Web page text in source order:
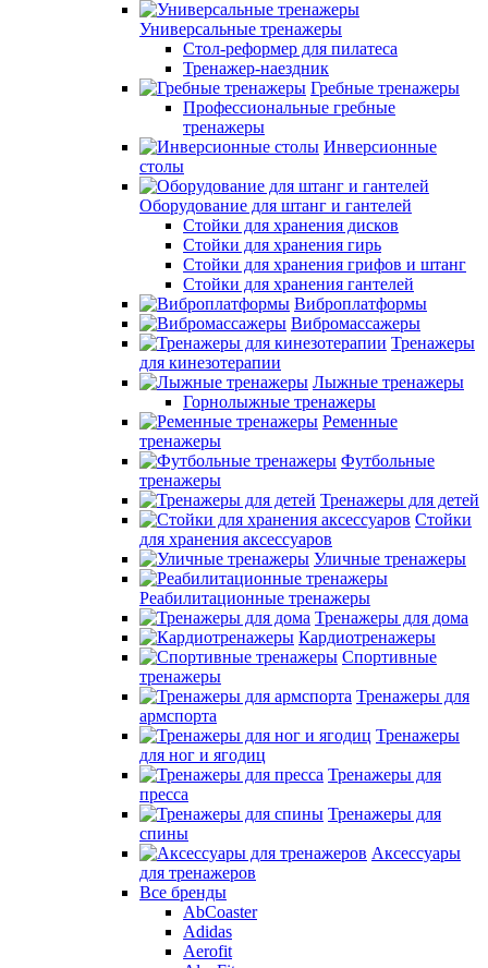
Универсальные тренажеры
Стол-реформер для пилатеса
Тренажер-наездник
Гребные тренажеры
Профессиональные гребные
тренажеры
Инверсионные
столы
Оборудование для штанг и гантелей
Стойки для хранения дисков
Стойки для хранения гирь
Стойки для хранения грифов и штанг
Стойки для хранения гантелей
Виброплатформы
Вибромассажеры
Тренажеры
для кинезотерапии
Лыжные тренажеры
Горнолыжные тренажеры
Ременные
тренажеры
Футбольные
тренажеры
Тренажеры для детей
Стойки
для хранения аксессуаров
Уличные тренажеры
Реабилитационные тренажеры
Тренажеры для дома
Кардиотренажеры
Спортивные
тренажеры
Тренажеры для
армспорта
Тренажеры
для ног и ягодиц
Тренажеры для
пресса
Тренажеры для
спины
Аксессуары
для тренажеров
Все бренды
AbCoaster
Adidas
Aerofit